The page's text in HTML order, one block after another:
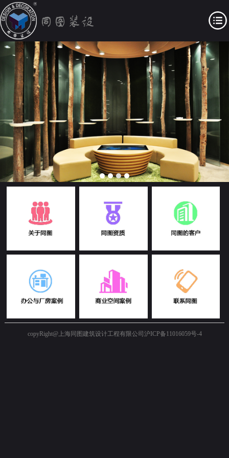
copyRight@上海同图建筑设计工程有限公司 沪ICP备11016059号-4